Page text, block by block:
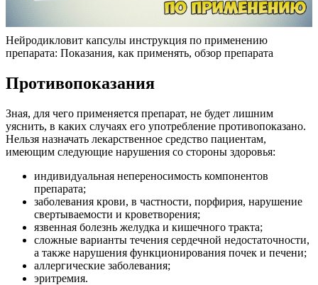
Нейродикловит капсулы инструкция по применению
препарата: Показания, как применять, обзор препарата
Противопоказания
Зная, для чего применяется препарат, не будет лишним
уяснить, в каких случаях его употребление противопоказано.
Нельзя назначать лекарственное средство пациентам,
имеющим следующие нарушения со стороны здоровья:
индивидуальная непереносимость компонентов
препарата;
заболевания крови, в частности, порфирия, нарушение
свертываемости и кроветворения;
язвенная болезнь желудка и кишечного тракта;
сложные варианты течения сердечной недостаточности,
а также нарушения функционирования почек и печени;
аллергические заболевания;
эритремия.